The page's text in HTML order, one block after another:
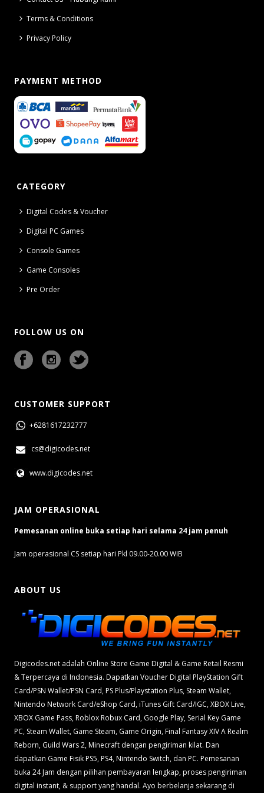
Terms & Conditions
Privacy Policy
PAYMENT METHOD
CATEGORY
Digital Codes & Voucher
Digital PC Games
Console Games
Game Consoles
Pre Order
FOLLOW US ON
CUSTOMER SUPPORT
+6281617232777
cs@digicodes.net
www.digicodes.net
JAM OPERASIONAL
Pemesanan online buka setiap hari selama 24 jam penuh
Jam operasional CS setiap hari Pkl 09.00-20.00 WIB
ABOUT US
Digicodes.net adalah Online Store Game Digital & Game Retail Resmi
& Terpercaya di Indonesia. Dapatkan Voucher Digital PlayStation Gift
Card/PSN Wallet/PSN Card, PS Plus/Playstation Plus, Steam Wallet,
Nintendo Network Card/eShop Card, iTunes Gift Card/IGC, XBOX Live,
XBOX Game Pass, Roblox Robux Card, Google Play, Serial Key Game
PC, Steam Wallet, Game Steam, Game Origin, Final Fantasy XIV A Realm
Reborn, Guild Wars 2, Minecraft dengan pengiriman kilat. Dan
dapatkan Game Fisik PS5, PS4, Nintendo Switch, dan PC. Pemesanan
buka 24 Jam dengan pilihan pembayaran lengkap, proses pengiriman
digital instant, & support yang handal. Ayo berbelanja sekarang di